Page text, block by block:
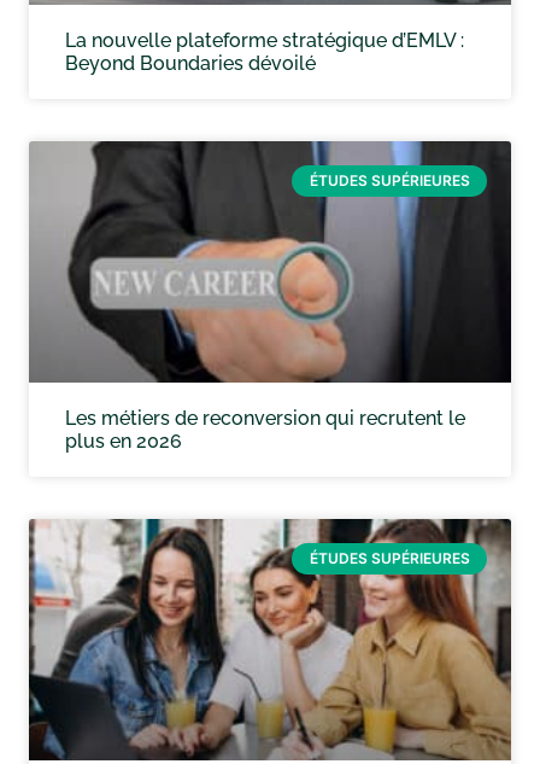
La nouvelle plateforme stratégique d’EMLV :
Beyond Boundaries dévoilé
ÉTUDES SUPÉRIEURES
Les métiers de reconversion qui recrutent le
plus en 2026
ÉTUDES SUPÉRIEURES